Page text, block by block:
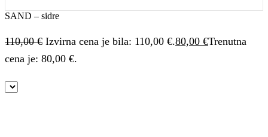
SAND – sidre
110,00€ Izvirna cena je bila: 110,00 €.80,00 €Trenutna
cena je: 80,00 €.